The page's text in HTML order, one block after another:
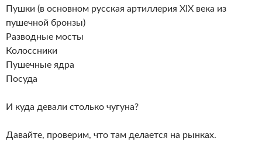
Пушки (в основном русская артиллерия XIX века из
пушечной бронзы)
Разводные мосты
Колоссники
Пушечные ядра
Посуда
И куда девали столько чугуна?
Давайте, проверим, что там делается на рынках.